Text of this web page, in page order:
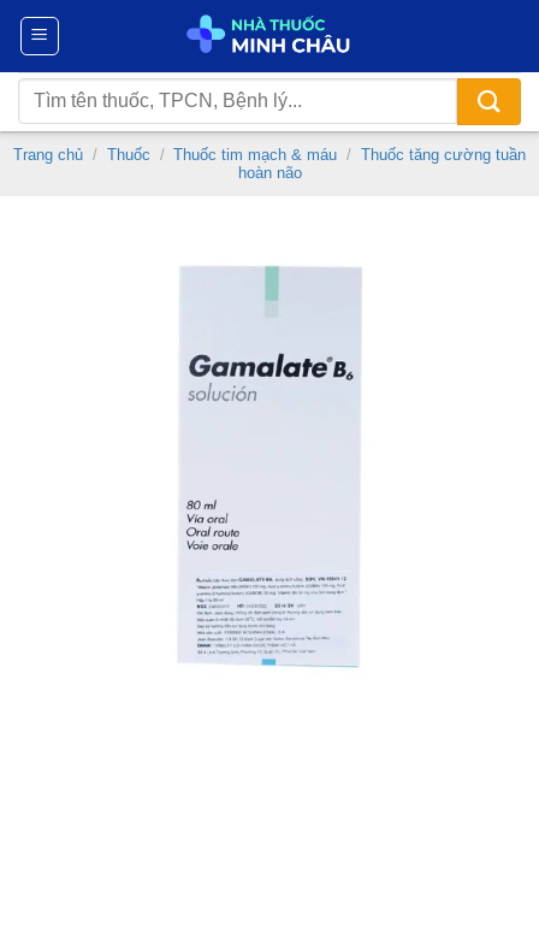
Chuyển
nội
dung
Tìm
kiếm:
Trang chủ / Thuốc / Thuốc tim mạch & máu / Thuốc tăng cường tuần
hoàn não